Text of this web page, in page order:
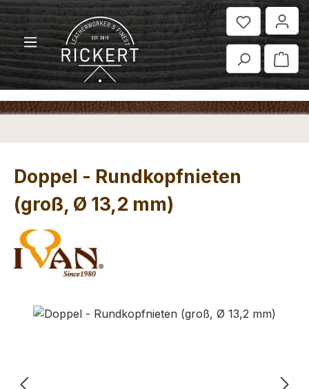
Zum Hauptinhalt springen
Doppel - Rundkopfnieten
(groß, Ø 13,2 mm)
Bildergalerie überspringen